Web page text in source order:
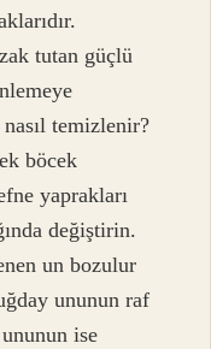
tutan güçlü
temizlenir?
böcek
yaprakları
değiştirin.
un bozulur
ununun raf
ise